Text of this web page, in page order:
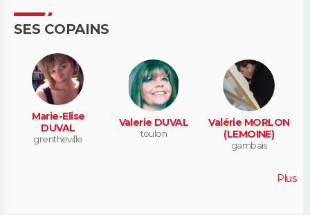
SES COPAINS
Marie-Elise
DUVAL
grentheville
Valerie DUVAL
toulon
Valérie MORLON
(LEMOINE)
gambais
Plus